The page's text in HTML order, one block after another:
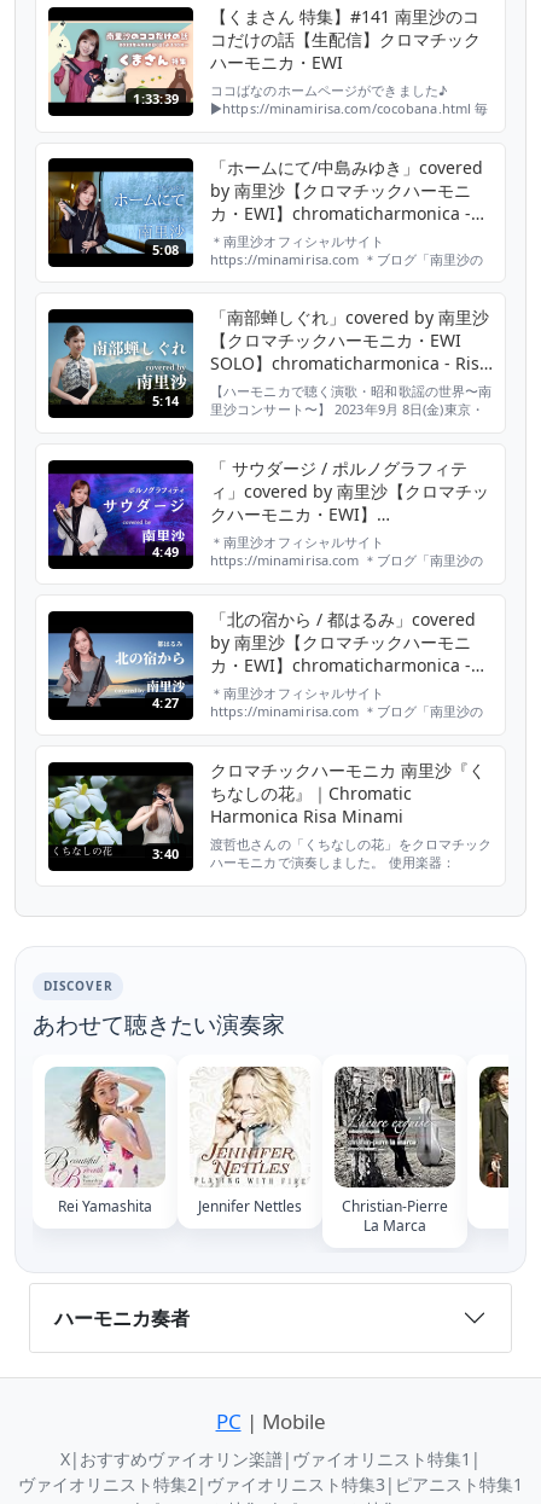
https://twitter.com/minami_risa ＊
Instagram
https://www.instagram.com/minami_...
1:33:39
【くまさん 特集】#141 南里沙のコ
コだけの話【生配信】クロマチック
ハーモニカ・EWI
ココばなのホームページができました♪
▶︎https://minamirisa.com/cocobana.html 毎
用楽器 クロマチックハーモニカ HOHNER
New Super64X EWI AKAI EWI SOLO ▽南里沙
プロフィール 3歳でピアノ...
5:08
「ホームにて/中島みゆき」covered
by 南里沙【クロマチックハーモニ
カ・EWI】chromaticharmonica -
Risa MINAMI
＊南里沙オフィシャルサイト
https://minamirisa.com ＊ブログ「南里沙の
https://twitter.com/minami_risa ＊
Instagram
https://www.instagram.com/minami_...
5:14
「南部蝉しぐれ」covered by 南里沙
【クロマチックハーモニカ・EWI
SOLO】chromaticharmonica - Risa
MINAMI
【ハーモニカで聴く演歌・昭和歌謡の世界〜南
里沙コンサート〜】 2023年9月 8日(金)東京・
＊南里沙オフィシャルサイト
https://minamirisa.com​​​​​​​​​​ ＊ブログ「南里沙の
さんぽ道」毎日更新中！ ht...
4:49
「 サウダージ / ポルノグラフィテ
ィ」covered by 南里沙【クロマチッ
クハーモニカ・EWI】
chromaticharmonica - Risa
MINAMI
＊南里沙オフィシャルサイト
https://minamirisa.com ＊ブログ「南里沙の
https://twitter.com/minami_risa ＊
Instagram
https://www.instagram.com/minami_...
4:27
「北の宿から / 都はるみ」covered
by 南里沙【クロマチックハーモニ
カ・EWI】chromaticharmonica -
Risa MINAMI
＊南里沙オフィシャルサイト
https://minamirisa.com ＊ブログ「南里沙の
https://twitter.com/minami_risa ＊
Instagram
https://www.instagram.com/minami_...
3:40
クロマチックハーモニカ 南里沙『く
ちなしの花』｜Chromatic
Harmonica Risa Minami
渡哲也さんの「くちなしの花」をクロマチック
ハーモニカで演奏しました。 使用楽器：
DISCOVER
あわせて聴きたい演奏家
Rei Yamashita Jennifer Nettles
Christian-Pierre
La Marca
ハーモニカ奏者
PC | Mobile
X| おすすめヴァイオリン楽譜| ヴァイオリニスト特集1 |
ヴァイオリニスト特集2| ヴァイオリニスト特集3 | ピアニスト特集1